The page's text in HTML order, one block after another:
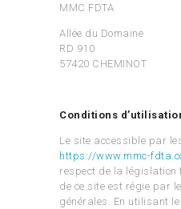
MMC FDTA
Allée du Domaine
RD 910
57420 CHEMINOT
Conditions
Le site accessible par
https://www.mmc-
respect de la législation
de ce site est régie par
générales. En utilisant